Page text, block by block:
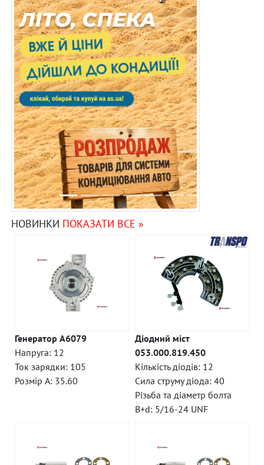
НОВИНКИ ПОКАЗАТИ ВСЕ »
Генератор A6079
Напруга: 12
Ток зарядки: 105
Розмір A: 35.60
Діодний міст
053.000.819.450
Кількість діодів: 12
Сила струму діода: 40
Різьба та діаметр болта
B+d: 5/16-24 UNF